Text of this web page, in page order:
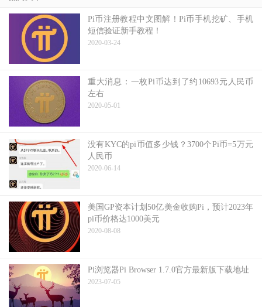
Pi币注册教程中文图解！Pi币手机挖矿、手机
短信验证新手教程！
2020-03-24
重大消息：一枚Pi币达到了约10693元人民币
左右
2020-05-01
没有KYC的pi币值多少钱？3700个Pi币=5万元
人民币
2020-06-14
美国GP资本计划50亿美金收购Pi，预计2023年
pi币价格达1000美元
2020-08-08
Pi浏览器Pi Browser 1.7.0官方最新版下载地址
2023-07-05